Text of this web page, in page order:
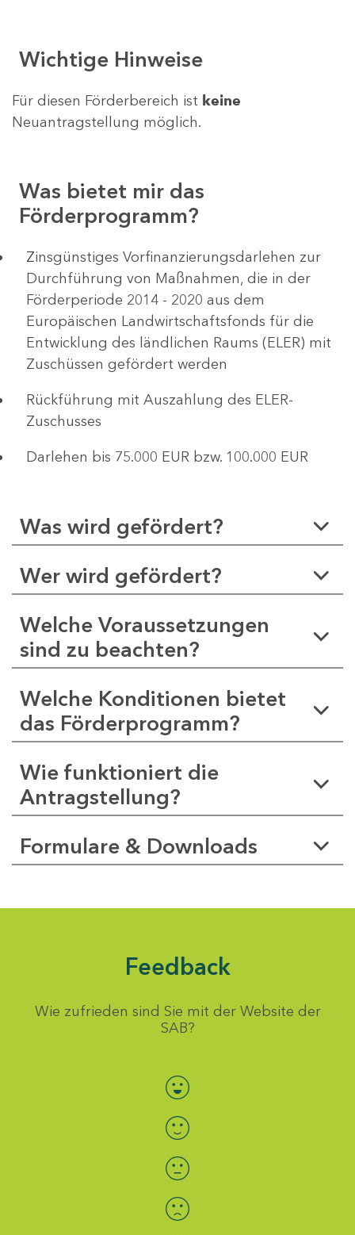
Wichtige Hinweise
Für diesen Förderbereich ist keine
Neuantragstellung möglich.
Was bietet mir das
Förderprogramm?
Z​insgünstiges Vorfinanzierungsdarlehen zur
Durchführung von Maßnahmen, die in der
Förderperiode 2014 - 2020 aus dem
Europäischen Landwirtschaftsfonds für die
Entwicklung des ländlichen Raums (ELER) mit
Zuschüssen gefördert werden
Rückführung mit Auszahlung des ELER-
Zuschusses
Darlehen bis 75.000 EUR bzw. 100.000 EUR
Was wird gefördert?
Wer wird gefördert?
Welche Voraussetzungen
sind zu beachten?
Welche Konditionen bietet
das Förderprogramm?
Wie funktioniert die
Antragstellung?
Formulare & Downloads
Feedback
Wie zufrieden sind Sie mit der Website der
SAB?
Bewertung auswählen